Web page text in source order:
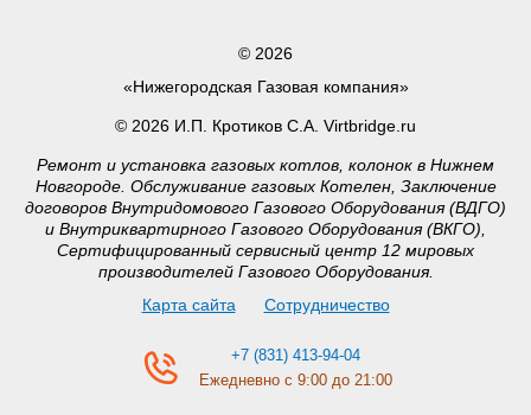
© 2026
«Нижегородская Газовая компания»
© 2026 И.П. Кротиков С.А. Virtbridge.ru
Ремонт и установка газовых котлов, колонок в Нижнем
Новгороде. Обслуживание газовых Котелен, Заключение
договоров Внутридомового Газового Оборудования (ВДГО)
и Внутриквартирного Газового Оборудования (ВКГО),
Сертифицированный сервисный центр 12 мировых
производителей Газового Оборудования.
Карта сайта
Сотрудничество
+7 (831) 413-94-04
Ежедневно с 9:00 до 21:00